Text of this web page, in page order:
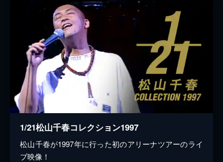
1/21松山千春コレクション1997
松山千春が1997年に行った初のアリーナツアーのライ
ブ映像！